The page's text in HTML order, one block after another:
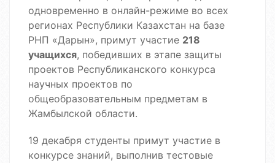
одновременно в онлайн-режиме во всех
регионах Республики Казахстан на базе
РНП «Дарын», примут участие 218
учащихся, победивших в этапе защиты
проектов Республиканского конкурса
научных проектов по
общеобразовательным предметам в
Жамбылской области.
19 декабря студенты примут участие в
конкурсе знаний, выполнив тестовые